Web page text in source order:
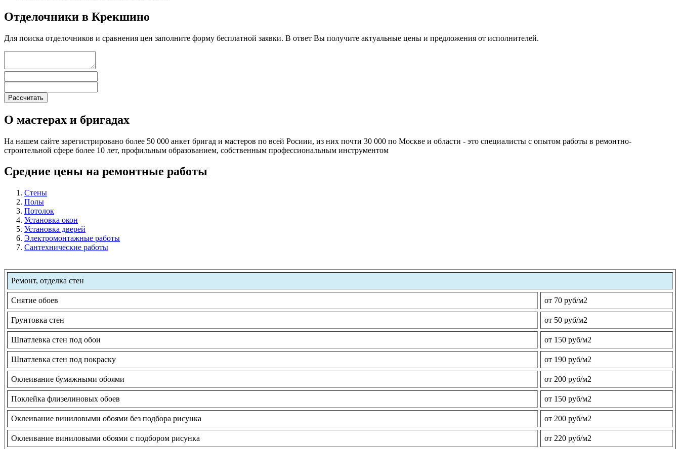
Отделочники в Крекшино
Для поиска отделочников и сравнения цен заполните форму бесплатной заявки. В ответ Вы получите актуальные цены и предложения от исполнителей.
О мастерах и бригадах
На нашем сайте зарегистрировано более 50 000 анкет бригад и мастеров по всей Росиии, из них почти 30 000 по Москве и области - это специалисты с опытом работы в ремонтно-
строительной сфере более 10 лет, профильным образованием, собственным профессиональным инструментом
Средние цены на ремонтные работы
Стены
Полы
Потолок
Установка окон
Установка дверей
Электромонтажные работы
Сантехнические работы
Ремонт, отделка стен
Снятие обоев от 70 руб/м2
Грунтовка стен от 50 руб/м2
Шпатлевка стен под обои от 150 руб/м2
Шпатлевка стен под покраску от 190 руб/м2
Оклеивание бумажными обоями от 200 руб/м2
Поклейка флизелиновых обоев от 150 руб/м2
Оклеивание виниловыми обоями без подбора рисунка от 200 руб/м2
Оклеивание виниловыми обоями с подбором рисунка от 220 руб/м2